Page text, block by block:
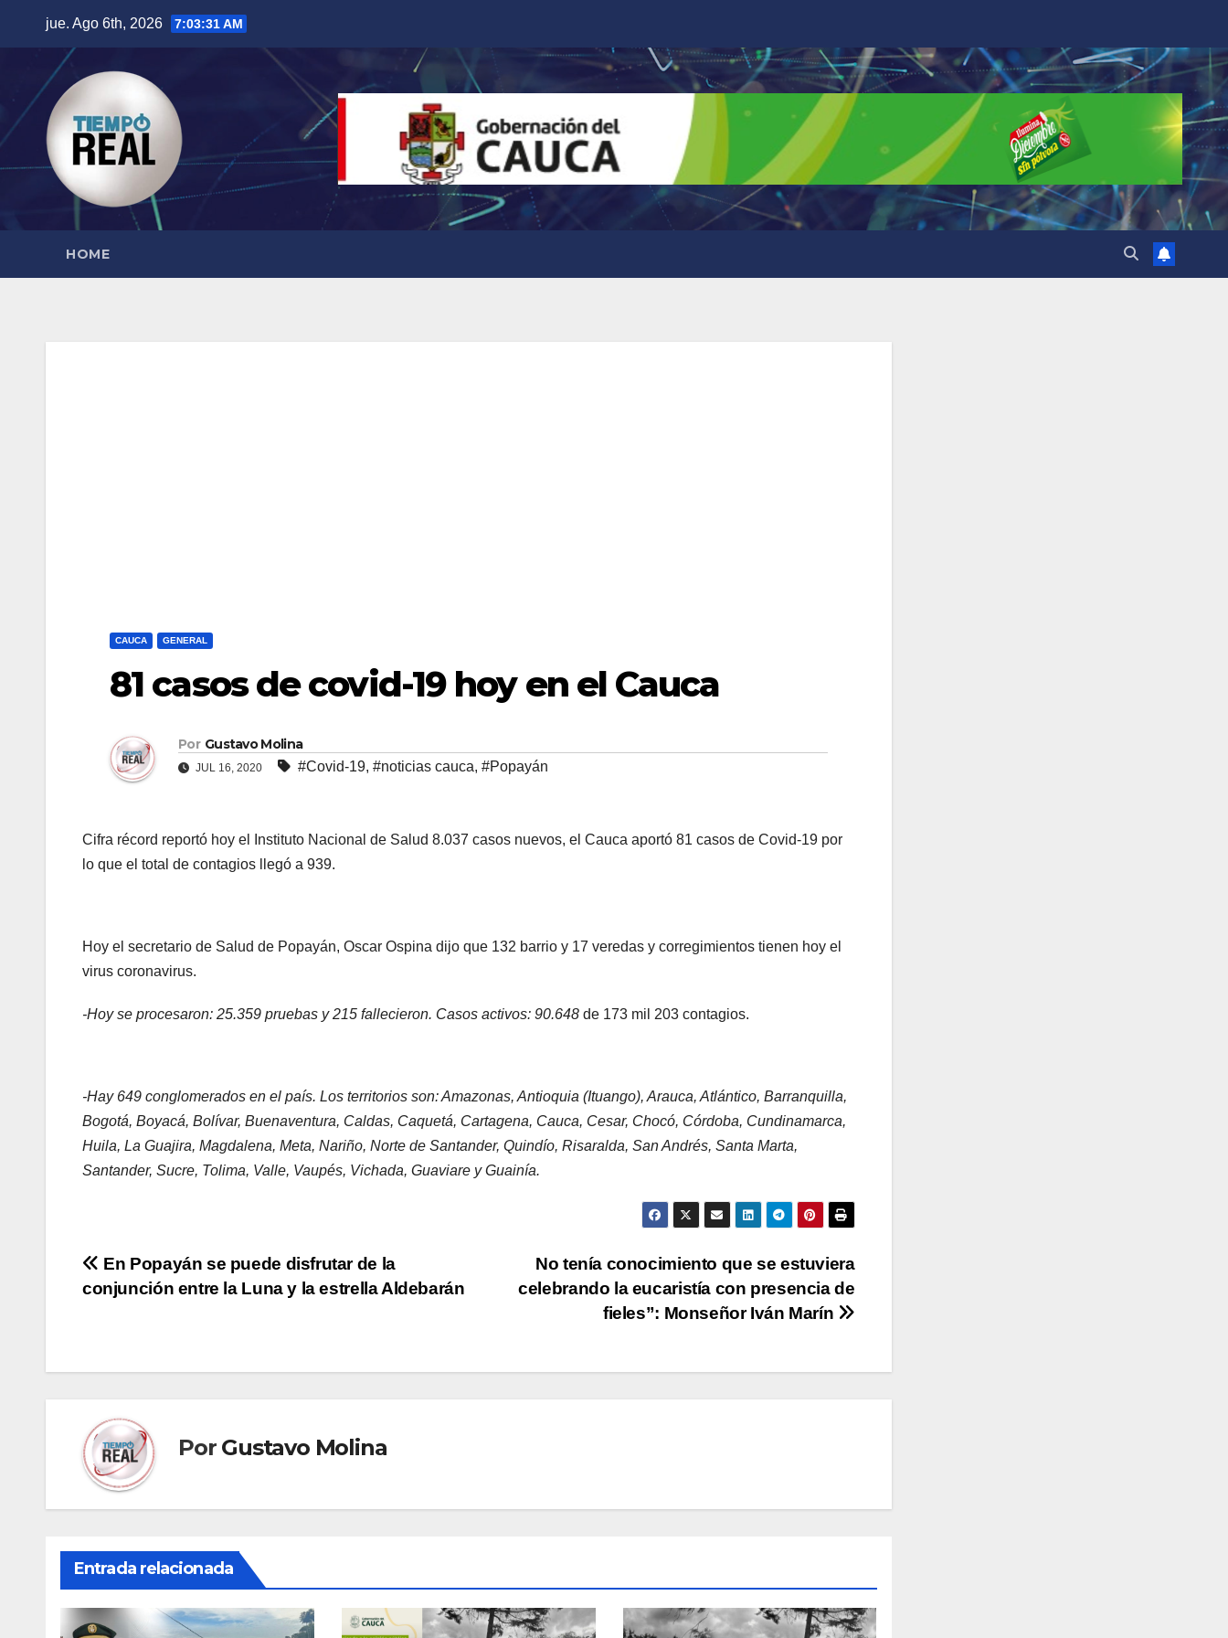
contenido
jue. Ago 6th, 2026 7:03:32 AM
HOME
CAUCA GENERAL
81 casos de covid-19 hoy en el Cauca
Por Gustavo Molina
JUL 16, 2020 #Covid-19, #noticias cauca, #Popayán
Cifra récord reportó hoy el Instituto Nacional de Salud 8.037 casos nuevos, el Cauca aportó 81 casos de Covid-19 por
lo que el total de contagios llegó a 939.
Hoy el secretario de Salud de Popayán, Oscar Ospina dijo que 132 barrio y 17 veredas y corregimientos tienen hoy el
virus coronavirus.
-Hoy se procesaron: 25.359 pruebas y 215 fallecieron. Casos activos: 90.648 de 173 mil 203 contagios.
-Hay 649 conglomerados en el país. Los territorios son: Amazonas, Antioquia (Ituango), Arauca, Atlántico, Barranquilla,
Bogotá, Boyacá, Bolívar, Buenaventura, Caldas, Caquetá, Cartagena, Cauca, Cesar, Chocó, Córdoba, Cundinamarca,
Huila, La Guajira, Magdalena, Meta, Nariño, Norte de Santander, Quindío, Risaralda, San Andrés, Santa Marta,
Santander, Sucre, Tolima, Valle, Vaupés, Vichada, Guaviare y Guainía.
Navegación
de
No tenía conocimiento que se estuviera
celebrando la eucaristía con presencia de
fieles”: Monseñor Iván Marín
En Popayán se puede disfrutar de la
conjunción entre la Luna y la estrella Aldebarán
Por Gustavo Molina
Entrada relacionada